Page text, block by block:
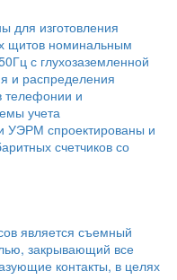
для изготовления
щитов номинальным
с глухозаземленной
и распределения
телефонии и
учета
УЭРМ спроектированы и
счетчиков со
является съемный
закрывающий все
контакты, в целях